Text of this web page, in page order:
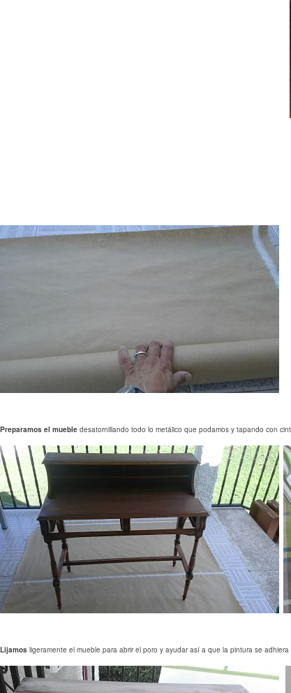
Preparamos el mueble desatornillando todo lo metálico que podamos y tapando con
Lijamos ligeramente el mueble para abrir el poro y ayudar así a que la pintura se